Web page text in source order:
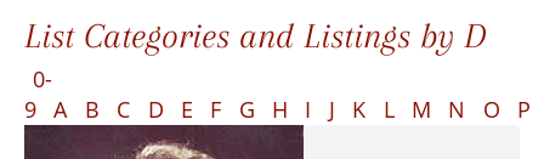
List Categories and Listings by D
0-
9 A B C D E F G H I J K L M N O P